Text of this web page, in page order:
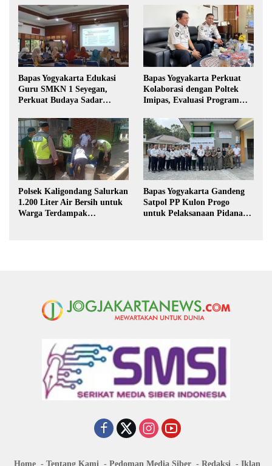
Bapas Yogyakarta Edukasi
Guru SMKN 1 Seyegan,
Perkuat Budaya Sadar
Bapas Yogyakarta Perkuat
Kolaborasi dengan Poltek
Imipas, Evaluasi Program
Polsek Kaligondang Salurkan
1.200 Liter Air Bersih untuk
Warga Terdampak
Bapas Yogyakarta Gandeng
Satpol PP Kulon Progo
untuk Pelaksanaan Pidana
Home Tentang Kami Pedoman Media Siber Redaksi Iklan